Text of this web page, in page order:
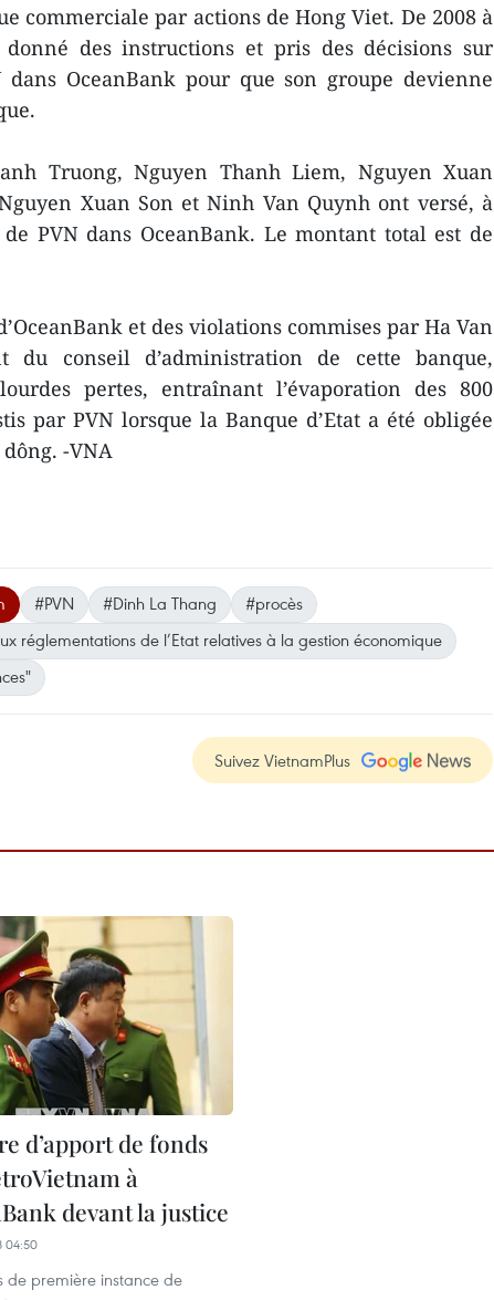
commerciale par actions de Hong Viet. De 2008 à
des instructions et pris des décisions sur
dans OceanBank pour que son groupe devienne
Truong, Nguyen Thanh Liem, Nguyen Xuan
Xuan Son et Ninh Van Quynh ont versé, à
PVN dans OceanBank. Le montant total est de
et des violations commises par Ha Van
du conseil d’administration de cette banque,
pertes, entraînant l’évaporation des 800
par PVN lorsque la Banque d’Etat a été obligée
dông. -VNA
#PVN #Dinh La Thang
#procès
réglementations de l’Etat relatives à la gestion économique
Suivez VietnamPlus
d’apport de fonds
à
devant la justice
04:50
de première instance de